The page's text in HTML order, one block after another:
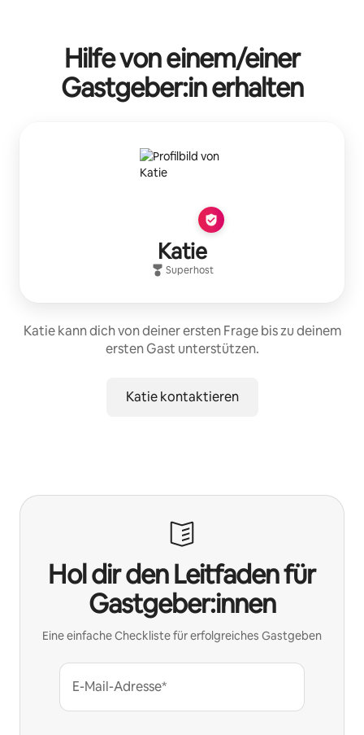
Hilfe von einem/einer
Gastgeber:in erhalten
Katie
Superhost
Katie kann dich von deiner ersten Frage bis zu deinem
ersten Gast unterstützen.
Katie kontaktieren
Hol dir den Leitfaden für
Gastgeber:innen
Eine einfache Checkliste für erfolgreiches Gastgeben
E-Mail-Adresse*